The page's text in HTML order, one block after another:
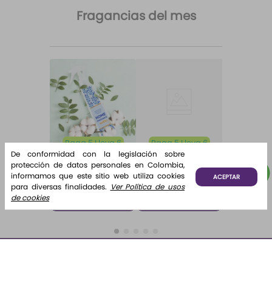
Fragancias del mes
Paga 5 Lleva 6
Home
Fragrance
Algodón Home
Fragrance
ml Etq.
Desde:$ 12.500
Paga 5 Lleva 6
Fragancia
para difusor
Brisa de
Algodón
Desde: $ 000
De conformidad con la legislación sobre
protección de datos personales en Colombia,
informamos que este sitio web utiliza cookies
para diversas finalidades. Ver Política de usos
de cookies
ACEPTAR